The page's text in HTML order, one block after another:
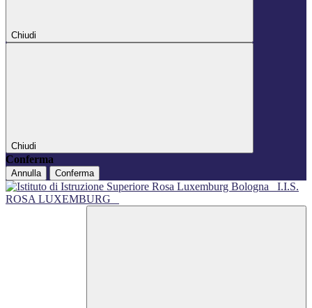
Chiudi
Chiudi
Conferma
Annulla Conferma
I.I.S.
ROSA LUXEMBURG